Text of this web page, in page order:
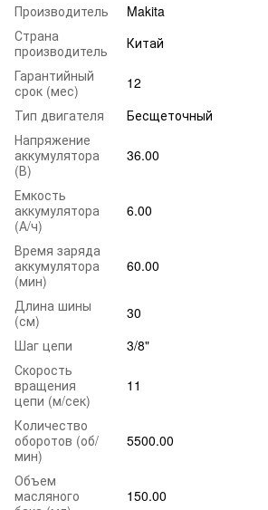
Производитель
Makita
Страна
производитель
Китай
Гарантийный
срок (мес)
12
Тип двигателя
Бесщеточный
Напряжение
аккумулятора
(В)
36.00
Емкость
аккумулятора
(А/ч)
6.00
Время заряда
аккумулятора
(мин)
60.00
Длина шины
(см)
30
Шаг цепи
3/8"
Скорость
вращения
цепи (м/сек)
11
Количество
оборотов (об/
мин)
5500.00
Объем
масляного
150.00